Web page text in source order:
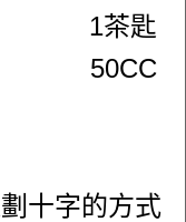
1茶匙
50CC
十字的方式